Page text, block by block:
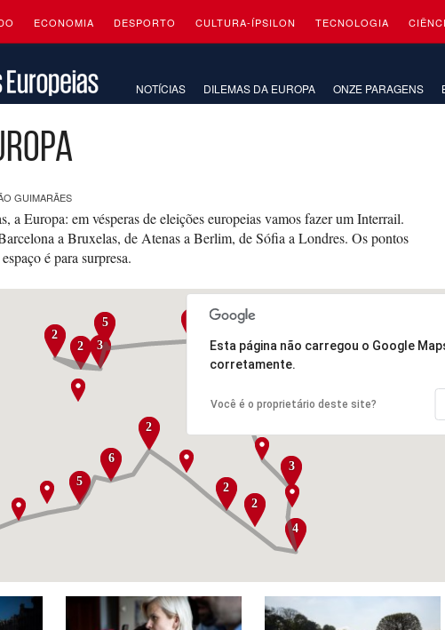
ECONOMIA DESPORTO CULTURA-ÍPSILON TECNOLOGIA
NOTÍCIAS DILEMAS DA EUROPA ONZE PARAGENS
GUIMARÃES
a Europa: em vésperas de eleições europeias vamos fazer um Interrail.
a Bruxelas, de Atenas a Berlim, de Sófia a Londres. Os pontos
é para surpresa.
5
6
2
2
2
4
3
5
2
2
3
Esta página não carregou o Google
corretamente.
Você é o proprietário deste site?